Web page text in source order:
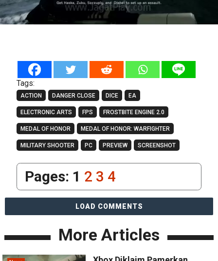
Tags:
ACTION DANGER CLOSE DICE EA
ELECTRONIC ARTS FPS FROSTBITE ENGINE 2.0
MEDAL OF HONOR MEDAL OF HONOR: WARFIGHTER
MILITARY SHOOTER PC PREVIEW SCREENSHOT
Pages: 1 2 3 4
LOAD COMMENTS
More Articles